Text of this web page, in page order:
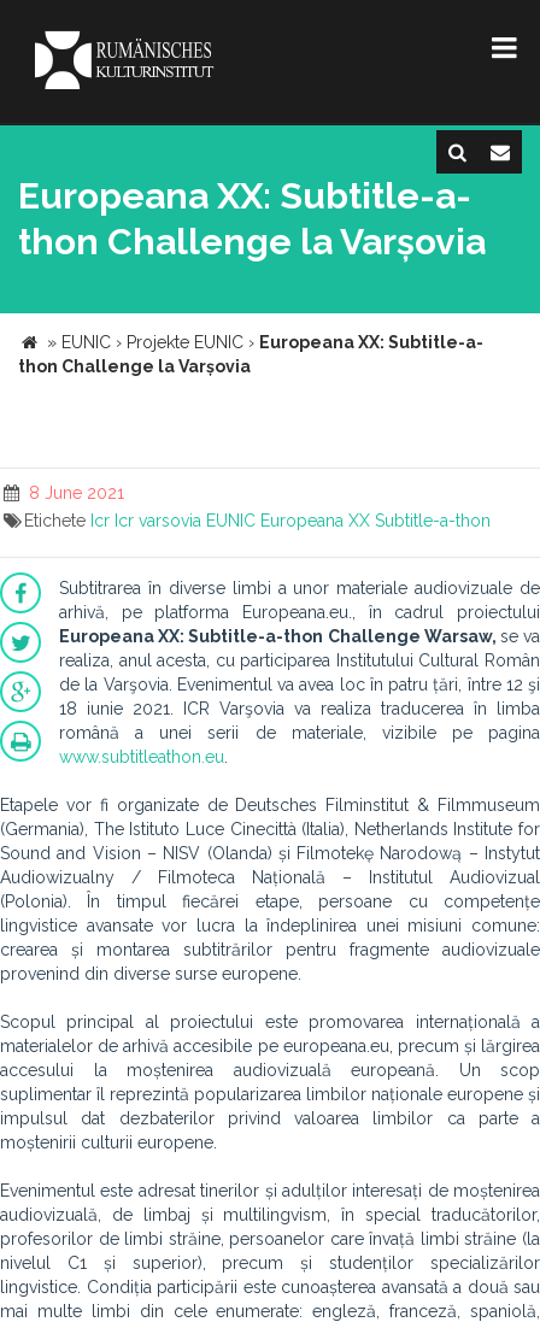
Europeana XX: Subtitle-a-
thon Challenge la Varșovia
» EUNIC › Projekte EUNIC › Europeana XX: Subtitle-a-
thon Challenge la Varșovia
8 June 2021
Etichete Icr Icr varsovia EUNIC Europeana XX Subtitle-a-thon
Subtitrarea în diverse limbi a unor materiale audiovizuale de
arhivă, pe platforma Europeana.eu., în cadrul proiectului
Europeana XX: Subtitle-a-thon Challenge Warsaw, se va
realiza, anul acesta, cu participarea Institutului Cultural Român
de la Varşovia. Evenimentul va avea loc în patru țări, între 12 şi
18 iunie 2021. ICR Varşovia va realiza traducerea în limba
română a unei serii de materiale, vizibile pe pagina
www.subtitleathon.eu
Etapele vor fi organizate de Deutsches Filminstitut & Filmmuseum
(Germania), The Istituto Luce Cinecittà (Italia), Netherlands Institute for
Sound and Vision – NISV (Olanda) și Filmotekę Narodową – Instytut
Audiowizualny / Filmoteca Națională – Institutul Audiovizual
(Polonia). În timpul fiecărei etape, persoane cu competențe
lingvistice avansate vor lucra la îndeplinirea unei misiuni comune:
crearea și montarea subtitrărilor pentru fragmente audiovizuale
provenind din diverse surse europene.
Scopul principal al proiectului este promovarea internațională a
materialelor de arhivă accesibile pe europeana.eu, precum și lărgirea
accesului la moștenirea audiovizuală europeană. Un scop
suplimentar îl reprezintă popularizarea limbilor naționale europene și
impulsul dat dezbaterilor privind valoarea limbilor ca parte a
moștenirii culturii europene.
Evenimentul este adresat tinerilor și adulților interesați de moștenirea
audiovizuală, de limbaj și multilingvism, în special traducătorilor,
profesorilor de limbi străine, persoanelor care învață limbi străine (la
nivelul C1 și superior), precum și studenților specializărilor
lingvistice. Condiția participării este cunoașterea avansată a două sau
mai multe limbi din cele enumerate: engleză, franceză, spaniolă,